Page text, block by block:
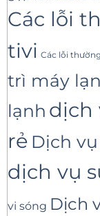
Các lỗi
tivi Các lỗi
trì máy
lạnh dịch
rẻ Dịch
dịch vụ
vi sóng Dịch